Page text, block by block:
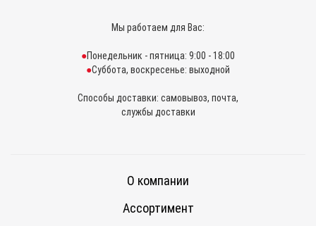
Мы работаем для Вас:
Понедельник - пятница: 9:00 - 18:00
Суббота, воскресенье: выходной
Способы доставки: самовывоз, почта,
службы доставки
О компании
Ассортимент